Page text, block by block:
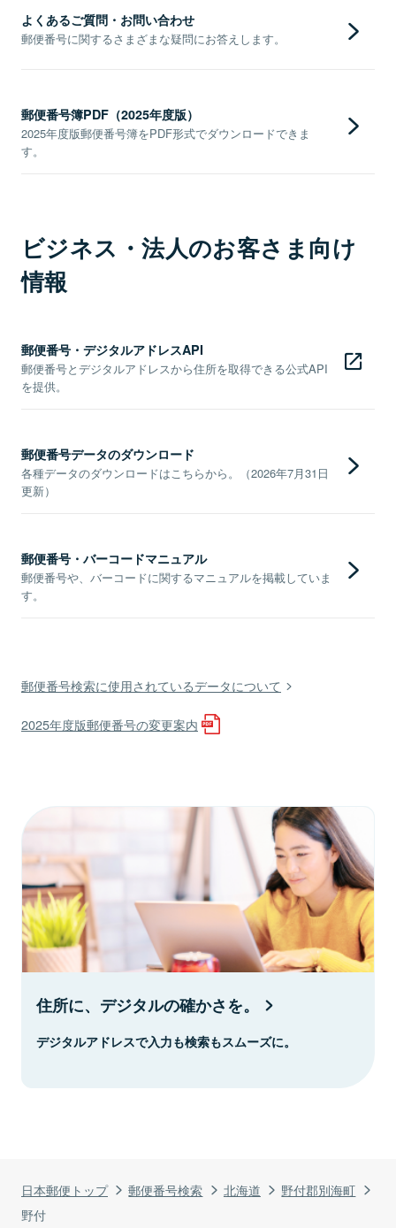
日本郵便トップ 郵便番号検索 北海道
野付郡別海町
野付
よくあるご質問・お問い合わせ
郵便番号に関するさまざまな疑問にお答えします。
郵便番号簿PDF（2025年度版）
2025年度版郵便番号簿をPDF形式でダウンロードできま
す。
ビジネス・法人のお客さま向け
情報
郵便番号・デジタルアドレスAPI
郵便番号とデジタルアドレスから住所を取得できる公式API
を提供。
郵便番号データのダウンロード
各種データのダウンロードはこちらから。（2026年7月31日
更新）
郵便番号・バーコードマニュアル
郵便番号や、バーコードに関するマニュアルを掲載していま
す。
郵便番号検索に使用されているデータについて
2025年度版郵便番号の変更案内
住所に、デジタルの確かさを。
デジタルアドレスで入力も検索もスムーズに。